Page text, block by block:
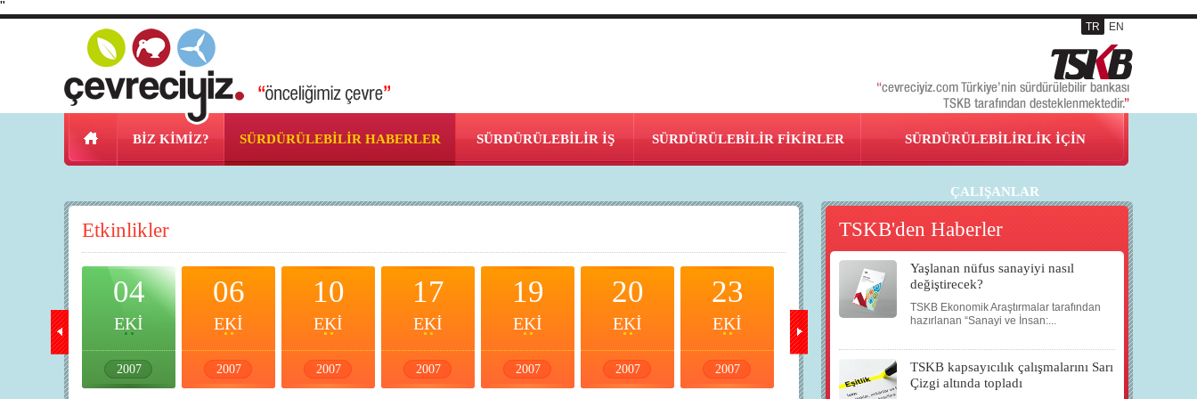
"
TR EN
BİZ KİMİZ? SÜRDÜRÜLEBİLİR HABERLER SÜRDÜRÜLEBİLİR İŞ SÜRDÜRÜLEBİLİR FİKİRLER SÜRDÜRÜLEBİLİRLİK İÇİN
ÇALIŞANLAR
Etkinlikler
04
EKİ
2007
06
EKİ
2007
10
EKİ
2007
17
EKİ
2007
19
EKİ
2007
20
EKİ
2007
23
EKİ
2007
24
EKİ
2007
27
EKİ
2007
EKİ
2007
30
EKİ
2007
TSKB'den Haberler
Yaşlanan nüfus sanayiyi nasıl
değiştirecek?
TSKB Ekonomik Araştırmalar tarafından
hazırlanan “Sanayi ve İnsan:...
TSKB kapsayıcılık çalışmalarını Sarı
Çizgi altında topladı